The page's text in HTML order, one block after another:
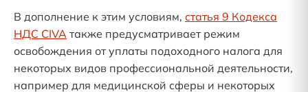
В дополнение к этим условиям, статья 9 Кодекса
НДС CIVA также предусматривает режим
освобождения от уплаты подоходного налога для
некоторых видов профессиональной деятельности,
например для медицинской сферы и некоторых